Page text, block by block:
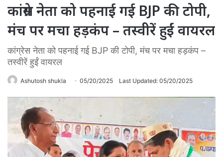
कांग्रेस नेता को पहनाई गई BJP की टोपी,
मंच पर मचा हड़कंप – तस्वीरें हुईं वायरल
कांग्रेस नेता को पहनाई गई BJP की टोपी, मंच पर मचा हड़कंप –
तस्वीरें हुईं वायरल
Ashutosh shukla 05/20/2025 Last Updated: 05/20/2025